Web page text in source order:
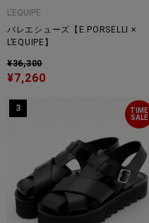
L'EQUIPE
バレエシューズ【E.PORSELLI ×
L’EQUIPE】
¥36,300
¥7,260
TIME
SALE
3